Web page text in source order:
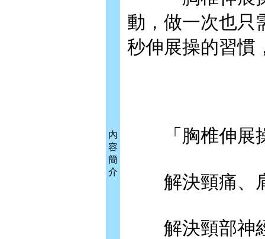
內
容
簡
介
動，做一次也只
秒伸展操的習慣
「胸椎伸展
解決頸痛、肩
解決頸部神經